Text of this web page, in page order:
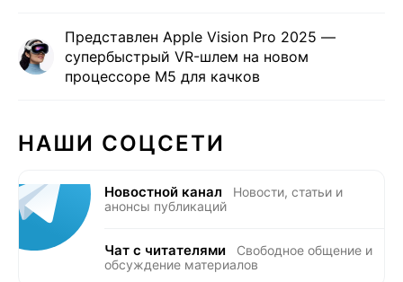
Представлен Apple Vision Pro 2025 —
супербыстрый VR-шлем на новом
процессоре M5 для качков
НАШИ СОЦСЕТИ
Новостной канал
Новости, статьи и
анонсы публикаций
Чат с читателями
Свободное общение и
обсуждение материалов